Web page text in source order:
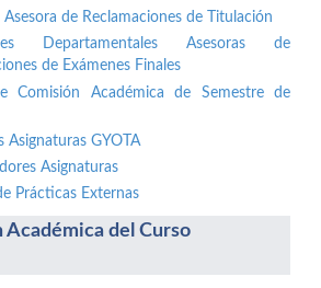
de Reclamaciones de Titulación
Departamentales Asesoras de
de Exámenes Finales
Comisión Académica de Semestre de
Asignaturas GYOTA
Asignaturas
Prácticas Externas
Académica del Curso